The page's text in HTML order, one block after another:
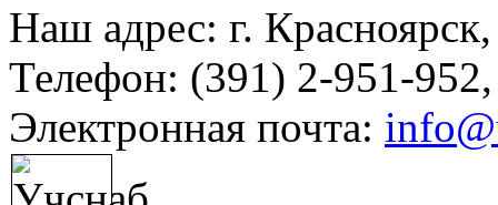
Наш адрес: г.
Телефон: (391) 2-951-
Электронная почта: